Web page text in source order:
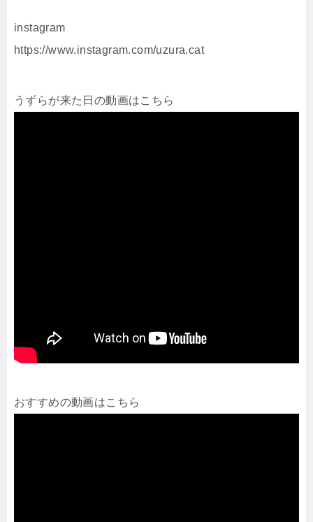
instagram
https://www.instagram.com/uzura.cat
うずらが来た日の動画はこちら
おすすめの動画はこちら